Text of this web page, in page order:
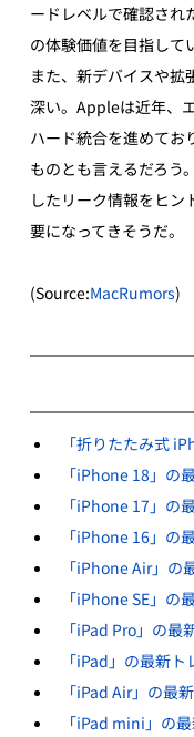
ードレベルで確認され
の体験価値を目指して
また、新デバイスや拡
深い。Appleは近年、
ハード統合を進めてお
ものとも言えるだろう
したリーク情報をヒ
要になってきそうだ。
(Source:MacRumors)
「折りたたみ式
「iPhone 18」の
「iPhone 17」の
「iPhone 16」の
「iPhone Air」の
「iPhone SE」の
「iPad Pro」の最
「iPad」の最新ト
「iPad Air」の最
「iPad mini」の